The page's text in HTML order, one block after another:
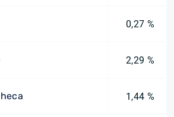
0,27 %
2,29 %
1,44 %